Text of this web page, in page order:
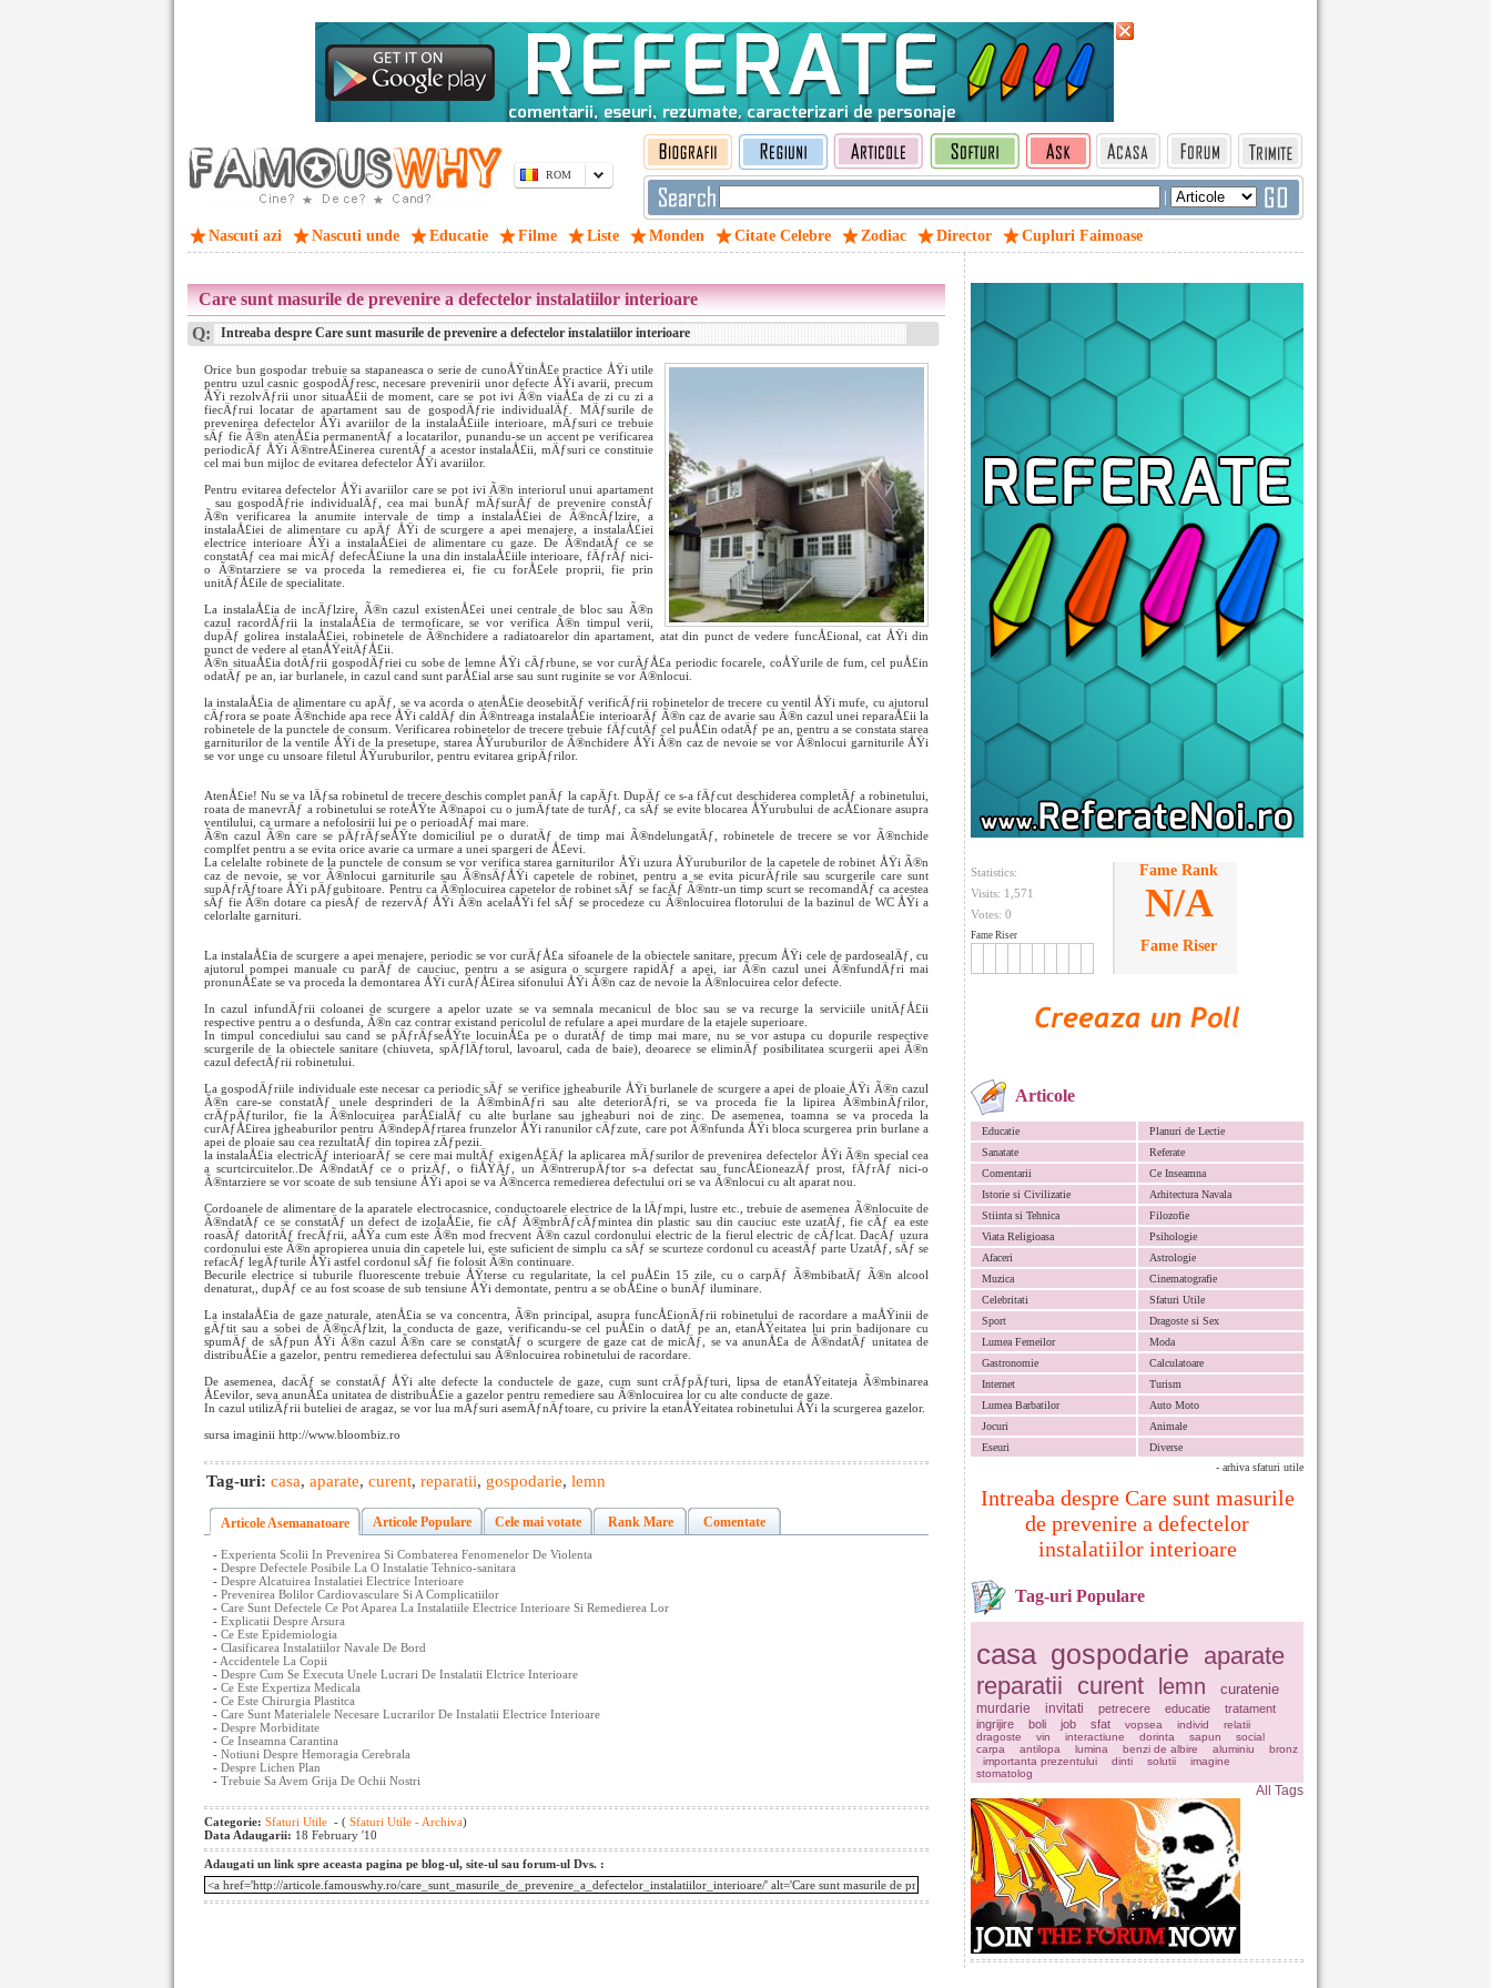
ROM
|
Nascuti azi Nascuti unde Educatie Filme Liste Monden Citate Celebre Zodiac Director Cupluri Faimoase
Statistics:
Visits: 1,571
Votes: 0
Fame Riser
Fame Rank
N/A
Fame Riser
Articole
Educatie
Planuri de Lectie
Sanatate
Referate
Comentarii
Ce Inseamna
Istorie si Civilizatie
Arhitectura Navala
Stiinta si Tehnica
Filozofie
Viata Religioasa
Psihologie
Afaceri
Astrologie
Muzica
Cinematografie
Celebritati
Sfaturi Utile
Sport
Dragoste si Sex
Lumea Femeilor
Moda
Gastronomie
Calculatoare
Internet
Turism
Lumea Barbatilor
Auto Moto
Jocuri
Animale
Eseuri
Diverse
- arhiva sfaturi utile
Intreaba despre Care sunt masurile
de prevenire a defectelor
instalatiilor interioare
Tag-uri Populare
casa gospodarie aparate
reparatii curent lemn curatenie
murdarie invitati petrecere educatie
tratament
ingrijire
boli job sfat vopsea individ
relatii
dragoste
vin interactiune dorinta sapun
social
carpa
antilopa lumina benzi de albire aluminiu
bronz
importanta prezentului
dinti solutii
imagine
stomatolog
All Tags
Care sunt masurile de prevenire a defectelor instalatiilor interioare
Q: Intreaba despre Care sunt masurile de prevenire a defectelor instalatiilor interioare
Orice bun gospodar trebuie sa stapaneasca o serie de cunoÅŸtinÅ£e practice ÅŸi utile
pentru uzul casnic gospodÄƒresc, necesare prevenirii unor defecte ÅŸi avarii, precum
ÅŸi rezolvÄƒrii unor situaÅ£ii de moment, care se pot ivi Ã®n viaÅ£a de zi cu zi a
fiecÄƒrui locatar de apartament sau de gospodÄƒrie individualÄƒ. MÄƒsurile de
prevenirea defectelor ÅŸi avariilor de la instalaÅ£iile interioare, mÄƒsuri ce trebuie
sÄƒ fie Ã®n atenÅ£ia permanentÄƒ a locatarilor, punandu-se un accent pe verificarea
periodicÄƒ ÅŸi Ã®ntreÅ£inerea curentÄƒ a acestor instalaÅ£ii, mÄƒsuri ce constituie
cel mai bun mijloc de evitarea defectelor ÅŸi avariilor.
Pentru evitarea defectelor ÅŸi avariilor care se pot ivi Ã®n interiorul unui apartament
saugospodÄƒrie individualÄƒ, cea mai bunÄƒ mÄƒsurÄƒ de prevenire constÄƒ
Ã®n verificarea la anumite intervale de timp a instalaÅ£iei de Ã®ncÄƒlzire, a
instalaÅ£iei de alimentare cu apÄƒ ÅŸi de scurgere a apei menajere, a instalaÅ£iei
electrice interioare ÅŸi a instalaÅ£iei de alimentare cu gaze. De Ã®ndatÄƒ ce se
constatÄƒ cea mai micÄƒ defecÅ£iune la una din instalaÅ£iile interioare, fÄƒrÄƒ nici-
o Ã®ntarziere se va proceda la remedierea ei, fie cu forÅ£ele proprii, fie prin
unitÄƒÅ£ile de specialitate.
La instalaÅ£ia de incÄƒlzire, Ã®n cazul existenÅ£ei unei centrale de bloc sau Ã®n
cazul racordÄƒrii la instalaÅ£ia de termoficare, se vor verifica Ã®n timpul verii,
dupÄƒ golirea instalaÅ£iei, robinetele de Ã®nchidere a radiatoarelor din apartament, atat din punct de vedere funcÅ£ional, cat ÅŸi din
punct de vedere al etanÅŸeitÄƒÅ£ii.
Ã®n situaÅ£ia dotÄƒrii gospodÄƒriei cu sobe de lemne ÅŸi cÄƒrbune, se vor curÄƒÅ£a periodic focarele, coÅŸurile de fum, cel puÅ£in
odatÄƒ pe an, iar burlanele, in cazul cand sunt parÅ£ial arse sau sunt ruginite se vor Ã®nlocui.
la instalaÅ£ia de alimentare cu apÄƒ, se va acorda o atenÅ£ie deosebitÄƒ verificÄƒrii robinetelor de trecere cu ventil ÅŸi mufe, cu ajutorul
cÄƒrora se poate Ã®nchide apa rece ÅŸi caldÄƒ din Ã®ntreaga instalaÅ£ie interioarÄƒ Ã®n caz de avarie sau Ã®n cazul unei reparaÅ£ii la
robinetele de la punctele de consum. Verificarea robinetelor de trecere trebuie fÄƒcutÄƒ cel puÅ£in odatÄƒ pe an, pentru a se constata starea
garniturilor de la ventile ÅŸi de la presetupe, starea ÅŸuruburilor de Ã®nchidere ÅŸi Ã®n caz de nevoie se vor Ã®nlocui garniturile ÅŸi
se vor unge cu unsoare filetul ÅŸuruburilor, pentru evitarea gripÄƒrilor.
AtenÅ£ie! Nu se va lÄƒsa robinetul de trecere deschis complet panÄƒ la capÄƒt. DupÄƒ ce s-a fÄƒcut deschiderea completÄƒ a robinetului,
roata de manevrÄƒ a robinetului se roteÅŸte Ã®napoi cu o jumÄƒtate de turÄƒ, ca sÄƒ se evite blocarea ÅŸurubului de acÅ£ionare asupra
ventilului, ca urmare a nefolosirii lui pe o perioadÄƒ mai mare.
Ã®n cazul Ã®n care se pÄƒrÄƒseÅŸte domiciliul pe o duratÄƒ de timp mai Ã®ndelungatÄƒ, robinetele de trecere se vor Ã®nchide
complfet pentru a se evita orice avarie ca urmare a unei spargeri de Å£evi.
La celelalte robinete de la punctele de consum se vor verifica starea garniturilor ÅŸi uzura ÅŸuruburilor de la capetele de robinet ÅŸi Ã®n
caz de nevoie, se vor Ã®nlocui garniturile sau Ã®nsÄƒÅŸi capetele de robinet, pentru a se evita picurÄƒrile sau scurgerile care sunt
supÄƒrÄƒtoare ÅŸi pÄƒgubitoare. Pentru ca Ã®nlocuirea capetelor de robinet sÄƒ se facÄƒ Ã®ntr-un timp scurt se recomandÄƒ ca acestea
sÄƒ fie Ã®n dotare ca piesÄƒ de rezervÄƒ ÅŸi Ã®n acelaÅŸi fel sÄƒ se procedeze cu Ã®nlocuirea flotorului de la bazinul de WC ÅŸi a
celorlalte garnituri.
La instalaÅ£ia de scurgere a apei menajere, periodic se vor curÄƒÅ£a sifoanele de la obiectele sanitare, precum ÅŸi cele de pardosealÄƒ, cu
ajutorul pompei manuale cu parÄƒ de cauciuc, pentru a se asigura o scurgere rapidÄƒ a apei, iar Ã®n cazul unei Ã®nfundÄƒri mai
pronunÅ£ate se va proceda la demontarea ÅŸi curÄƒÅ£irea sifonului ÅŸi Ã®n caz de nevoie la Ã®nlocuirea celor defecte.
In cazul infundÄƒrii coloanei de scurgere a apelor uzate se va semnala mecanicul de bloc sau se va recurge la serviciile unitÄƒÅ£ii
respective pentru a o desfunda, Ã®n caz contrar existand pericolul de refulare a apei murdare de la etajele superioare.
In timpul concediului sau cand se pÄƒrÄƒseÅŸte locuinÅ£a pe o duratÄƒ de timp mai mare, nu se vor astupa cu dopurile respective
scurgerile de la obiectele sanitare (chiuveta, spÄƒlÄƒtorul, lavoarul, cada de baie), deoarece se eliminÄƒ posibilitatea scurgerii apei Ã®n
cazul defectÄƒrii robinetului.
La gospodÄƒriile individuale este necesar ca periodic sÄƒ se verifice jgheaburile ÅŸi burlanele de scurgere a apei de ploaie ÅŸi Ã®n cazul
Ã®n care-se constatÄƒ unele desprinderi de la Ã®mbinÄƒri sau alte deteriorÄƒri, se va proceda fie la lipirea Ã®mbinÄƒrilor,
crÄƒpÄƒturilor, fie la Ã®nlocuirea parÅ£ialÄƒ cu alte burlane sau jgheaburi noi de zinc. De asemenea, toamna se va proceda la
curÄƒÅ£irea jgheaburilor pentru Ã®ndepÄƒrtarea frunzelor ÅŸi ranunilor cÄƒzute, care pot Ã®nfunda ÅŸi bloca scurgerea prin burlane a
apei de ploaie sau cea rezultatÄƒ din topirea zÄƒpezii.
la instalaÅ£ia electricÄƒ interioarÄƒ se cere mai multÄƒ exigenÅ£Äƒ la aplicarea mÄƒsurilor de prevenirea defectelor ÅŸi Ã®n special cea
a scurtcircuitelor..De Ã®ndatÄƒ ce o prizÄƒ, o fiÅŸÄƒ, un Ã®ntrerupÄƒtor s-a defectat sau funcÅ£ioneazÄƒ prost, fÄƒrÄƒ nici-o
Ã®ntarziere se vor scoate de sub tensiune ÅŸi apoi se va Ã®ncerca remedierea defectului ori se va Ã®nlocui cu alt aparat nou.
Cordoanele de alimentare de la aparatele electrocasnice, conductoarele electrice de la lÄƒmpi, lustre etc., trebuie de asemenea Ã®nlocuite de
Ã®ndatÄƒ ce se constatÄƒ un defect de izolaÅ£ie, fie cÄƒ Ã®mbrÄƒcÄƒmintea din plastic sau din cauciuc este uzatÄƒ, fie cÄƒ ea este
roasÄƒ datoritÄƒ frecÄƒrii, aÅŸa cum este Ã®n mod frecvent Ã®n cazul cordonului electric de la fierul electric de cÄƒlcat. DacÄƒ uzura
cordonului este Ã®n apropierea unuia din capetele lui, este suficient de simplu ca sÄƒ se scurteze cordonul cu aceastÄƒ parte UzatÄƒ, sÄƒ se
refacÄƒ legÄƒturile ÅŸi astfel cordonul sÄƒ fie folosit Ã®n continuare.
Becurile electrice si tuburile fluorescente trebuie ÅŸterse cu regularitate, la cel puÅ£in 15 zile, cu o carpÄƒ Ã®mbibatÄƒ Ã®n alcool
denaturat,, dupÄƒ ce au fost scoase de sub tensiune ÅŸi demontate, pentru a se obÅ£ine o bunÄƒ iluminare.
La instalaÅ£ia de gaze naturale, atenÅ£ia se va concentra, Ã®n principal, asupra funcÅ£ionÄƒrii robinetului de racordare a maÅŸinii de
gÄƒtit sau a sobei de Ã®ncÄƒlzit, la conducta de gaze, verificandu-se cel puÅ£in o datÄƒ pe an, etanÅŸeitatea lui prin badijonare cu
spumÄƒ de sÄƒpun ÅŸi Ã®n cazul Ã®n care se constatÄƒ o scurgere de gaze cat de micÄƒ, se va anunÅ£a de Ã®ndatÄƒ unitatea de
distribuÅ£ie a gazelor, pentru remedierea defectului sau Ã®nlocuirea robinetului de racordare.
De asemenea, dacÄƒ se constatÄƒ ÅŸi alte defecte la conductele de gaze, cum sunt crÄƒpÄƒturi, lipsa de etanÅŸeitateja Ã®mbinarea
Å£evilor, seva anunÅ£a unitatea de distribuÅ£ie a gazelor pentru remediere sau Ã®nlocuirea lor cu alte conducte de gaze.
In cazul utilizÄƒrii buteliei de aragaz, se vor lua mÄƒsuri asemÄƒnÄƒtoare, cu privire la etanÅŸeitatea robinetului ÅŸi la scurgerea gazelor.
sursa imaginii http://www.bloombiz.ro
Tag-uri: casa, aparate, curent, reparatii, gospodarie, lemn
Articole Asemanatoare Articole Populare Cele mai votate Rank Mare Comentate
- Experienta Scolii In Prevenirea Si Combaterea Fenomenelor De Violenta
- Despre Defectele Posibile La O Instalatie Tehnico-sanitara
- Despre Alcatuirea Instalatiei Electrice Interioare
- Prevenirea Bolilor Cardiovasculare Si A Complicatiilor
- Care Sunt Defectele Ce Pot Aparea La Instalatiile Electrice Interioare Si Remedierea Lor
- Explicatii Despre Arsura
- Ce Este Epidemiologia
- Clasificarea Instalatiilor Navale De Bord
- Accidentele La Copii
- Despre Cum Se Executa Unele Lucrari De Instalatii Elctrice Interioare
- Ce Este Expertiza Medicala
- Ce Este Chirurgia Plastitca
- Care Sunt Materialele Necesare Lucrarilor De Instalatii Electrice Interioare
- Despre Morbiditate
- Ce Inseamna Carantina
- Notiuni Despre Hemoragia Cerebrala
- Despre Lichen Plan
- Trebuie Sa Avem Grija De Ochii Nostri
Categorie: Sfaturi Utile - ( Sfaturi Utile - Archiva)
Data Adaugarii: 18 February '10
Adaugati un link spre aceasta pagina pe blog-ul, site-ul sau forum-ul Dvs. :